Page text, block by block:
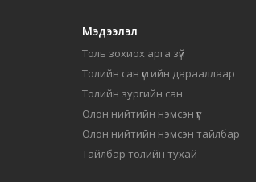
Мэдээлэл
Толь зохиох арга зүй
Толийн сан үсгийн дарааллаар
Толийн зургийн сан
Олон нийтийн нэмсэн үг
Олон нийтийн нэмсэн тайлбар
Тайлбар толийн тухай